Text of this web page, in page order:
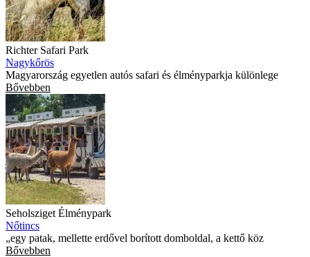
Richter Safari Park
Nagykőrös
Magyarország egyetlen autós safari és élményparkja különlege
Bővebben
Seholsziget Élménypark
Nőtincs
„egy patak, mellette erdővel borított domboldal, a kettő köz
Bővebben